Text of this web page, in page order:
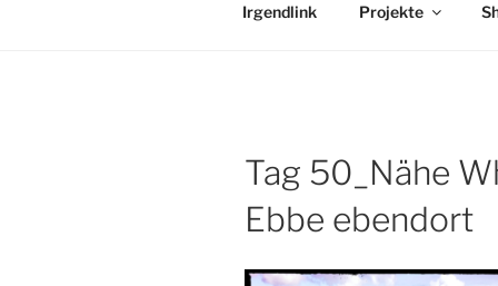
Irgendlink Projekte
Tag 50_Nähe
Ebbe ebendort